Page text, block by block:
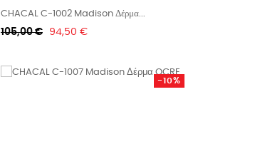
CHACAL C-1002 Madison Δέρμα...
Κανονική
105,00 € Τιμή
94,50 €
-10%